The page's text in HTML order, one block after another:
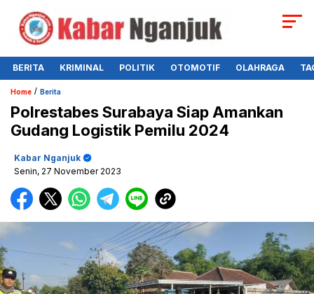
BERITA KRIMINAL POLITIK OTOMOTIF OLAHRAGA
Home / Berita
Polrestabes Surabaya Siap Amankan
Gudang Logistik Pemilu 2024
Kabar Nganjuk
Senin, 27 November 2023